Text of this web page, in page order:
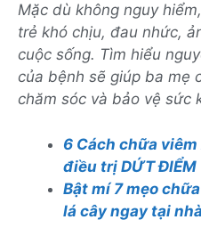
Mặc dù không nguy
trẻ khó chịu, đau nhức,
cuộc sống. Tìm hiểu
của bệnh sẽ giúp ba mẹ
chăm sóc và bảo vệ sức
6 Cách chữa
điều trị DỨT ĐIỂM
Bật mí 7 mẹo
lá cây ngay tại